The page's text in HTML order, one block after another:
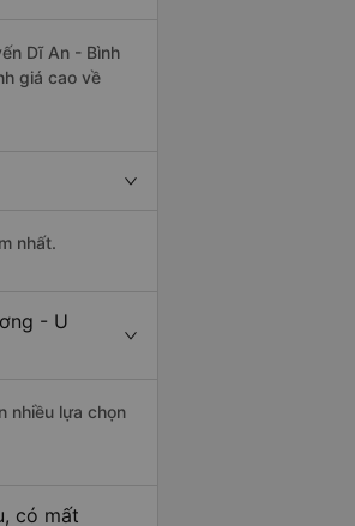
Dĩ An - Bình
giá cao về
nhất.
- U
nhiều lựa chọn
có mất